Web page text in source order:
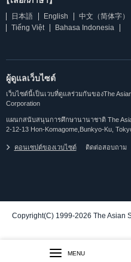
日本語 English 中文（简体字）
Tiếng Việt
Bahasa Indonesia
ผู้ดูแลเว็บไซต์
เว็บไซต์นี้เป็นเวบที่ดูแลร่วมกันของThe
Corporation
แผนกสนับสนุนการศึกษานานาชาติ The
2-12-13 Hon-Komagome,Bunkyo-Ku,
คอนเซปต์ของเวบไซต์ ติดต่อสอบถาม
Copyright(C) 1999-2026 The Asian
MENU